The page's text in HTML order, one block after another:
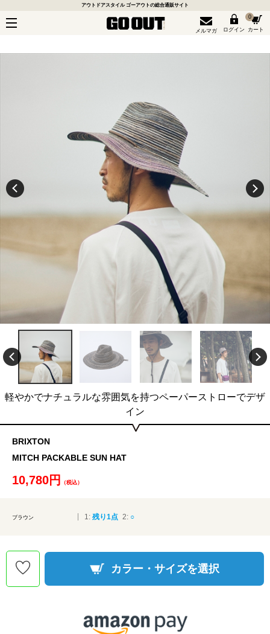
アウトドアスタイル ゴーアウトの総合通販サイト
メルマガ ログイン
0
カート
軽やかでナチュラルな雰囲気を持つペーパーストローでデザ
イン
BRIXTON
MITCH PACKABLE SUN HAT
10,780円 （税込）
ブラウン 1: 残り1点 2: ○
カラー・サイズを選択